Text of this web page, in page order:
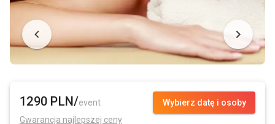
Wybierz datę i osoby
1290 PLN/event
Gwarancja najlepszej ceny